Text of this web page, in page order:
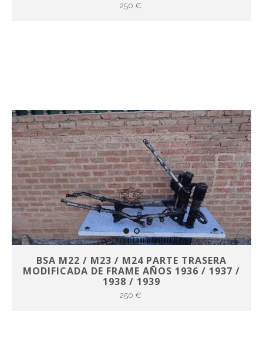
250 €
BSA M22 / M23 / M24 PARTE TRASERA
MODIFICADA DE FRAME AÑOS 1936 / 1937 /
1938 / 1939
250 €